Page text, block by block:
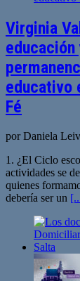
Virginia
educativo
Fé
por Daniela
1. ¿El Ciclo
actividades se
quienes
debería ser un